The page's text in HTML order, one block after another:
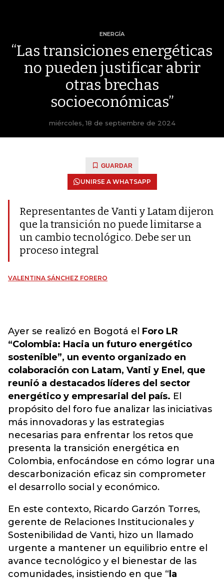
ENERGÍA
“Las transiciones energéticas
no pueden justificar abrir
otras brechas
socioeconómicas”
miércoles, 18 de septiembre de 2024
GUARDAR
UNIRSE A WHATSAPP
Representantes de Vanti y Latam dijeron
que la transición no puede limitarse a
un cambio tecnológico. Debe ser un
proceso integral
VALENTINA SÁNCHEZ FORERO
Ayer se realizó en Bogotá el Foro LR
“Colombia: Hacia un futuro energético
sostenible”, un evento organizado en
colaboración con Latam, Vanti y Enel, que
reunió a destacados líderes del sector
energético y empresarial del país. El
propósito del foro fue analizar las iniciativas
más innovadoras y las estrategias
necesarias para enfrentar los retos que
presenta la transición energética en
Colombia, enfocándose en cómo lograr una
descarbonización eficaz sin comprometer
el desarrollo social y económico.
En este contexto, Ricardo Garzón Torres,
gerente de Relaciones Institucionales y
Sostenibilidad de Vanti, hizo un llamado
urgente a mantener un equilibrio entre el
avance tecnológico y el bienestar de las
comunidades, insistiendo en que “ la